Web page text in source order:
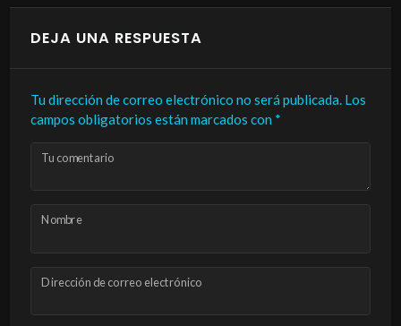
DEJA UNA RESPUESTA
Tu dirección de correo electrónico no será publicada. Los
campos obligatorios están marcados con *
Tu comentario
Nombre
Dirección de correo electrónico